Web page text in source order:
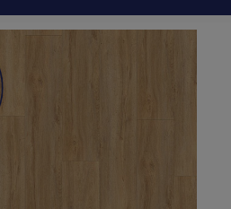
odolať aj výzvam každodenného života.
najviac hodia lišty v dekóre Dub naturálny.